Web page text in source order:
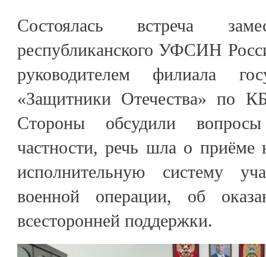
Состоялась встреча
республиканского УФСИН
руководителем филиала
«Защитники Отечества» по
Стороны обсудили
частности, речь шла о приёме
исполнительную систему
военной операции, об
всесторонней поддержки.